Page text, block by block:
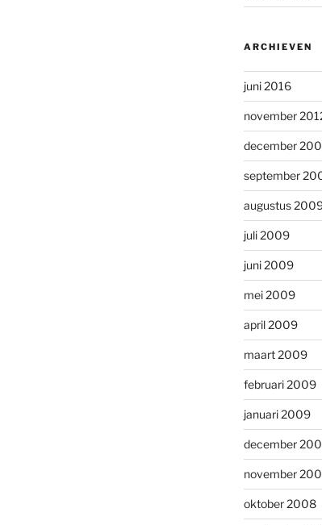
ARCHIEVEN
juni 2016
november
december
september
augustus
juli 2009
juni 2009
mei 2009
april 2009
maart 2009
februari 2009
januari 2009
december
november
oktober 2008